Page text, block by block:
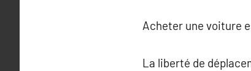
Acheter une voiture
La liberté de